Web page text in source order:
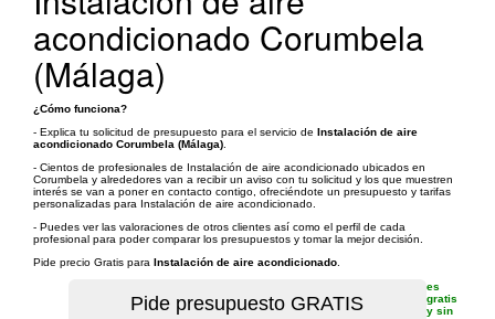
acondicionado Corumbela
(Málaga)
¿Cómo funciona?
- Explica tu solicitud de presupuesto para el servicio de Instalación de aire
acondicionado Corumbela (Málaga)
- Cientos de profesionales de Instalación de aire acondicionado ubicados en
Corumbela y alrededores van a recibir un aviso con tu solicitud y los que muestren
interés se van a poner en contacto contigo, ofreciéndote un presupuesto y tarifas
personalizadas para Instalación de aire acondicionado.
- Puedes ver las valoraciones de otros clientes así como el perfil de cada
profesional para poder comparar los presupuestos y tomar la mejor decisión.
Pide precio Gratis para Instalación de aire acondicionado
es
gratis
y sin